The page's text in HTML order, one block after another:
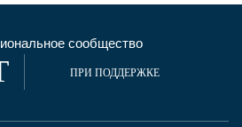
сообщество
ПРИ ПОДДЕРЖКЕ